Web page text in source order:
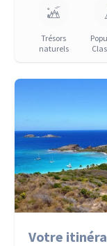
Trésors
naturels
Votre